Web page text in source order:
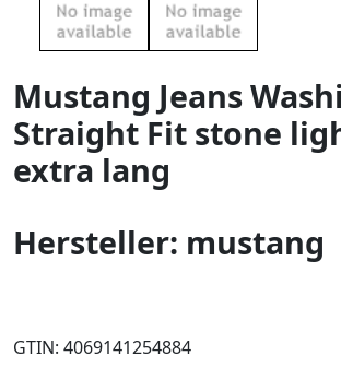
Mustang Jeans
Straight Fit stone
extra lang
Hersteller: mustang
GTIN: 4069141254884